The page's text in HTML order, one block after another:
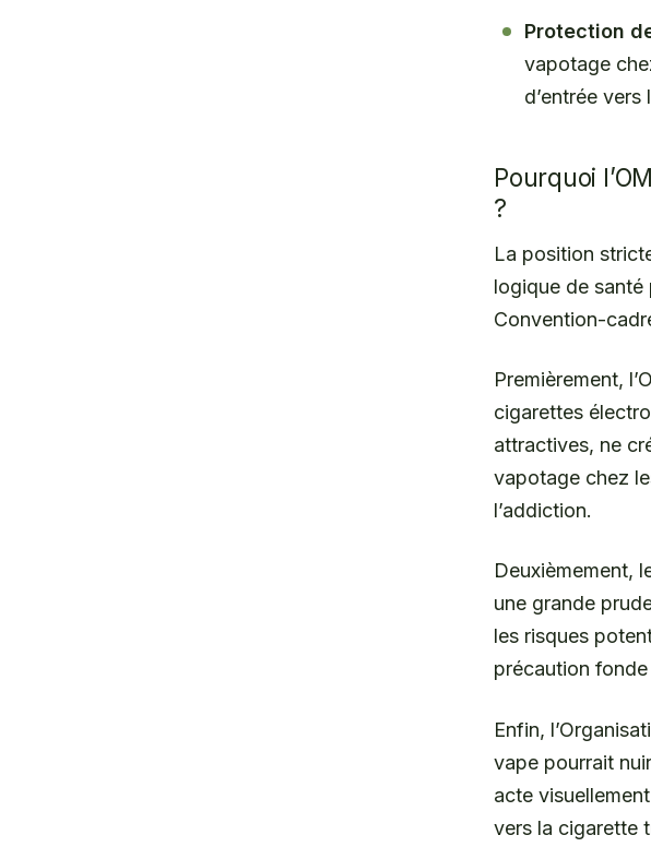
Protection
vapotage
d’entrée
Pourquoi
?
La position
logique de santé
Convention-
Premièrement,
cigarettes
attractives, ne
vapotage chez
l’addiction.
Deuxièmement,
une grande
les risques
précaution
Enfin,
vape pourrait
acte
vers la cigarette